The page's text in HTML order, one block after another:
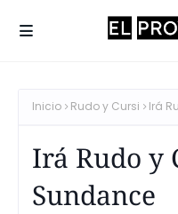
Inicio Rudo y Cursi Irá
Irá Rudo y
Sundance